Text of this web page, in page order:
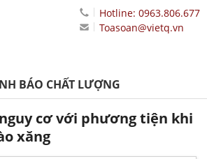
Hotline: 0963.806.677
Toasoan@vietq.vn
BÁO CHẤT LƯỢNG
cơ với phương tiện khi
xăng